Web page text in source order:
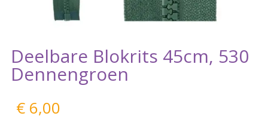
Deelbare Blokrits 45cm, 530
Dennengroen
€6,00